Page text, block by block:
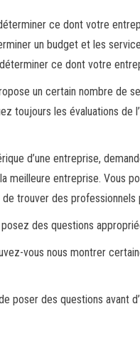
ce dont votre
un budget et les
ce dont votre
un certain nombre de
toujours les évaluations de
d’une entreprise,
meilleure entreprise. Vous
trouver des professionnels
des questions
vous nous montrer
des questions avant